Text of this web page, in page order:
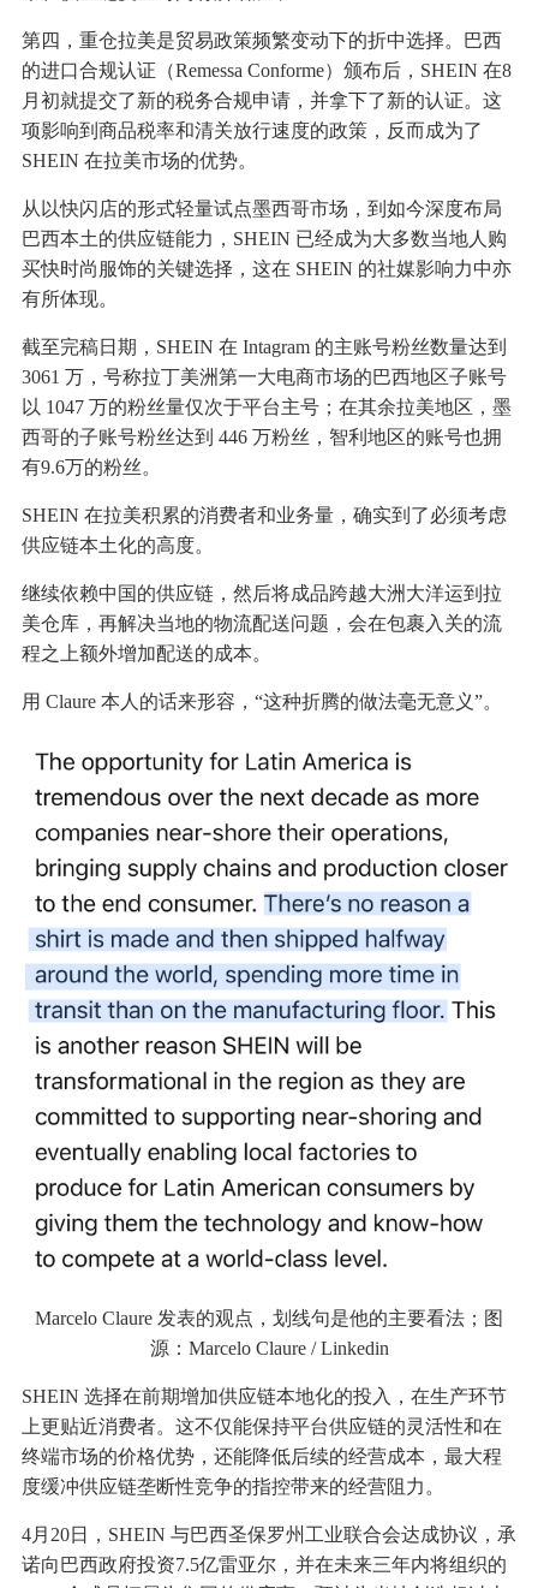
第四，重仓拉美是贸易政策频繁变动下的折中选择。巴西
的进口合规认证（Remessa Conforme）颁布后，SHEIN 在8
月初就提交了新的税务合规申请，并拿下了新的认证。这
项影响到商品税率和清关放行速度的政策，反而成为了
SHEIN 在拉美市场的优势。
从以快闪店的形式轻量试点墨西哥市场，到如今深度布局
巴西本土的供应链能力，SHEIN 已经成为大多数当地人购
买快时尚服饰的关键选择，这在 SHEIN 的社媒影响力中亦
有所体现。
截至完稿日期，SHEIN 在 Intagram 的主账号粉丝数量达到
3061 万，号称拉丁美洲第一大电商市场的巴西地区子账号
以 1047 万的粉丝量仅次于平台主号；在其余拉美地区，墨
西哥的子账号粉丝达到 446 万粉丝，智利地区的账号也拥
有9.6万的粉丝。
SHEIN 在拉美积累的消费者和业务量，确实到了必须考虑
供应链本土化的高度。
继续依赖中国的供应链，然后将成品跨越大洲大洋运到拉
美仓库，再解决当地的物流配送问题，会在包裹入关的流
程之上额外增加配送的成本。
用 Claure 本人的话来形容，“这种折腾的做法毫无意义”。
Marcelo Claure 发表的观点，划线句是他的主要看法；图
源：Marcelo Claure / Linkedin
SHEIN 选择在前期增加供应链本地化的投入，在生产环节
上更贴近消费者。这不仅能保持平台供应链的灵活性和在
终端市场的价格优势，还能降低后续的经营成本，最大程
度缓冲供应链垄断性竞争的指控带来的经营阻力。
4月20日，SHEIN 与巴西圣保罗州工业联合会达成协议，承
诺向巴西政府投资7.5亿雷亚尔，并在未来三年内将组织的